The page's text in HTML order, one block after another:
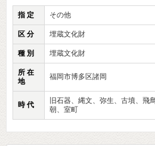
指 定 その他
区 分 埋蔵文化財
種 別 埋蔵文化財
所 在
地
福岡市博多区諸岡
時 代
旧石器、縄文、弥生、古墳、飛
朝、室町